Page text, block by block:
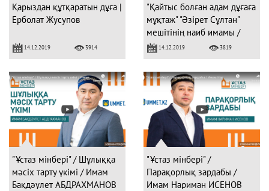
Қарыздан құтқаратын дұға |
Ерболат Жусупов
14.12.2019 3914
"Қайтыс болған адам дұғаға
мұқтаж" "Әзірет Сұлтан"
мешітінің наиб имамы /
Бақытжан Өткелбаев
14.12.2019 3819
"Ұстаз мінбері" / Шұлыққа
мәсіх тарту үкімі / Имам
Бақдәулет АБДРАХМАНОВ
"Ұстаз мінбері" /
Парақорлық зардабы /
Имам Нариман ИСЕНОВ